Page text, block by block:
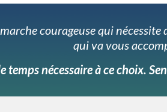
courageuse qui
qui va vous
temps nécessaire à ce choix.